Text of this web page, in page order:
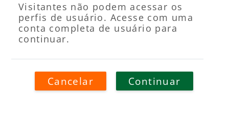
Visitantes não podem acessar os
perfis de usuário. Acesse com uma
conta completa de usuário para
continuar.
Cancelar Continuar